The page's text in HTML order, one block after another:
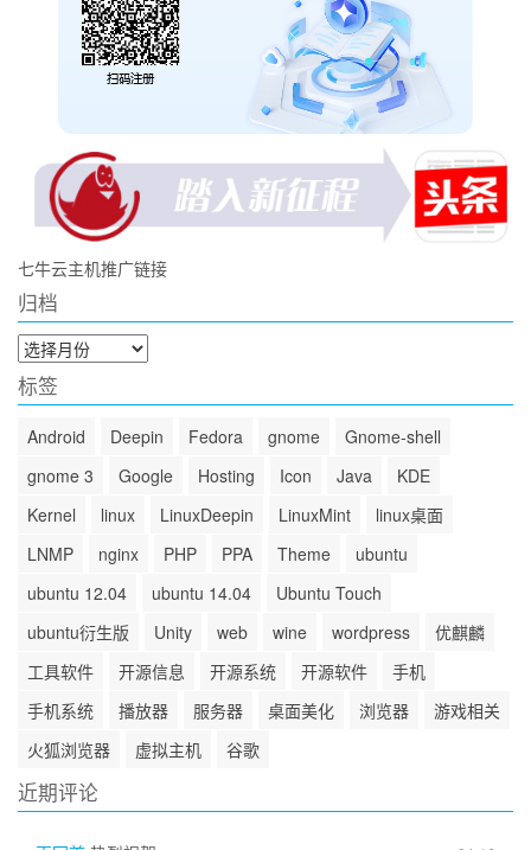
七牛云主机推广链接
归档
归
档
标签
Android Deepin Fedora gnome
Gnome-shell
gnome 3
Google Hosting Icon Java
KDE
Kernel
linux LinuxDeepin LinuxMint
linux桌面
LNMP
nginx PHP PPA Theme
ubuntu
ubuntu 12.04
ubuntu 14.04
Ubuntu Touch
ubuntu衍生版
Unity web wine wordpress
优麒麟
工具软件
开源信息 开源系统 开源软件
手机
手机系统
播放器 服务器 桌面美化 浏览器
游戏相关
火狐浏览器
虚拟主机 谷歌
近期评论